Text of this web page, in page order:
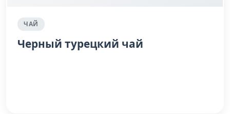
ЧАЙ
Черный турецкий чай